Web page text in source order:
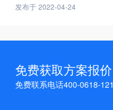
发布于 2022-04-24
免费获取方案报价
免费联系电话400-0618-121